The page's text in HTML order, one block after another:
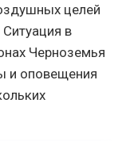
целей
в
Черноземья
и оповещения